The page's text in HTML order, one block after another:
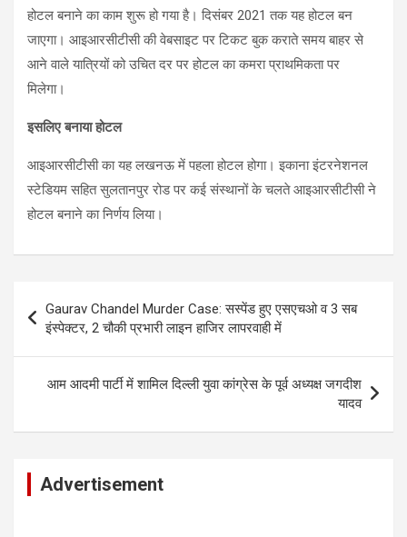
होटल बनाने का काम शुरू हो गया है। दिसंबर 2021 तक यह होटल बन
जाएगा। आइआरसीटीसी की वेबसाइट पर टिकट बुक कराते समय बाहर से
आने वाले यात्रियों को उचित दर पर होटल का कमरा प्राथमिकता पर
मिलेगा।
इसलिए बनाया होटल
आइआरसीटीसी का यह लखनऊ में पहला होटल होगा। इकाना इंटरनेशनल
स्टेडियम सहित सुलतानपुर रोड पर कई संस्थानों के चलते आइआरसीटीसी ने
होटल बनाने का निर्णय लिया।
navigation
Gaurav Chandel Murder Case: सस्पेंड हुए एसएचओ व 3 सब
इंस्पेक्टर, 2 चौकी प्रभारी लाइन हाजिर लापरवाही में
आम आदमी पार्टी में शामिल दिल्ली युवा कांग्रेस के पूर्व अध्यक्ष जगदीश
यादव
Advertisement